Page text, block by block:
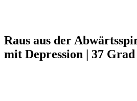
Raus aus der
mit Depression | 37 Grad